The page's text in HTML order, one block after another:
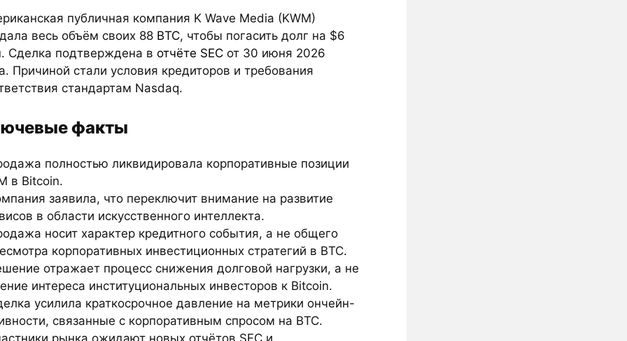
публичная компания K Wave Media (KWM)
весь объём своих 88 BTC, чтобы погасить долг на $6
Сделка подтверждена в отчёте SEC от 30 июня 2026
Причиной стали условия кредиторов и требования
стандартам Nasdaq.
факты
полностью ликвидировала корпоративные позиции
в Bitcoin.
заявила, что переключит внимание на развитие
в области искусственного интеллекта.
носит характер кредитного события, а не общего
корпоративных инвестиционных стратегий в BTC.
отражает процесс снижения долговой нагрузки, а не
интереса институциональных инвесторов к Bitcoin.
усилила краткосрочное давление на метрики ончейн-
связанные с корпоративным спросом на BTC.
рынка ожидают новых отчётов SEC и